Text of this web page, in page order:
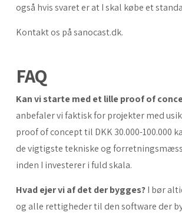
også hvis svaret er at I skal købe et
Kontakt os på sanocast.dk.
FAQ
Kan vi starte med et lille proof of
anbefaler vi faktisk for projekter med
proof of concept til DKK 30.000-100.000
de vigtigste tekniske og
inden I investerer i fuld skala.
Hvad ejer vi af det der bygges?I bør
og alle rettigheder til den software der